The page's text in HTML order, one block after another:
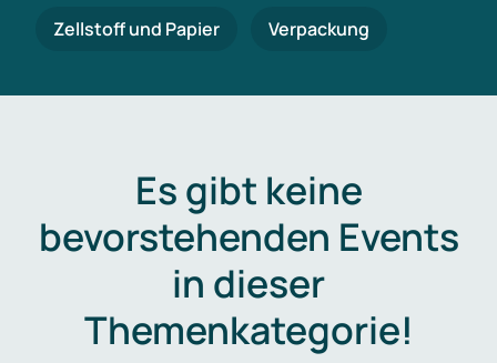
Zellstoff und Papier Verpackung
Es gibt keine
bevorstehenden Events
in dieser
Themenkategorie!